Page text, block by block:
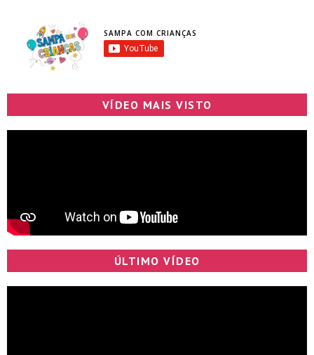
SAMPA COM CRIANÇAS
VÍDEO MAIS VISTO
ÚLTIMO VÍDEO